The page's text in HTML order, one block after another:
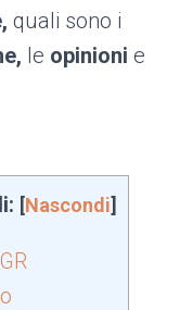
quali sono i
le opinioni e
[Nascondi]